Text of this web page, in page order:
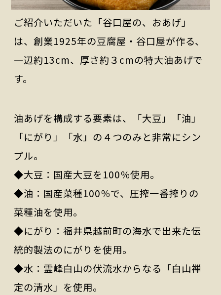
ご紹介いただいた「谷口屋の、おあげ」
は、創業1925年の豆腐屋・谷口屋が作る、
一辺約13cm、厚さ約３cmの特大油あげで
す。
油あげを構成する要素は、「大豆」「油」
「にがり」「水」の４つのみと非常にシン
プル。
◆大豆：国産大豆を100％使用。
◆油：国産菜種100％で、圧搾一番搾りの
菜種油を使用。
◆にがり：福井県越前町の海水で出来た伝
統的製法のにがりを使用。
◆水：霊峰白山の伏流水からなる「白山禅
定の清水」を使用。